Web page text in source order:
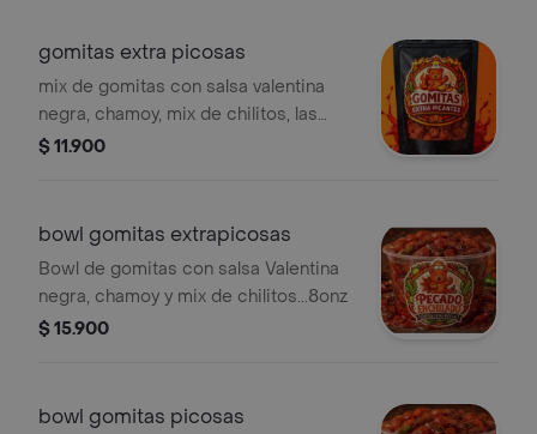
gomitas extra picosas
mix de gomitas con salsa valentina
negra, chamoy, mix de chilitos, las
gomitas mas picantes del menu.. 80
$ 11.900
bowl gomitas extrapicosas
Bowl de gomitas con salsa Valentina
negra, chamoy y mix de chilitos...8onz
$ 15.900
bowl gomitas picosas